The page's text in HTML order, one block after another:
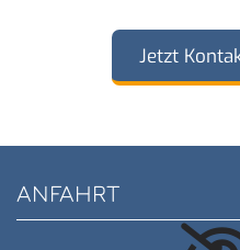
Jetzt
ANFAHRT